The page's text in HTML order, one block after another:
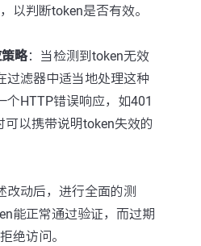
以判断token是否有效。
略：当检测到token无效
过滤器中适当地处理这种
个HTTP错误响应，如401
可以携带说明token失效的
改动后，进行全面的测
能正常通过验证，而过期
绝访问。